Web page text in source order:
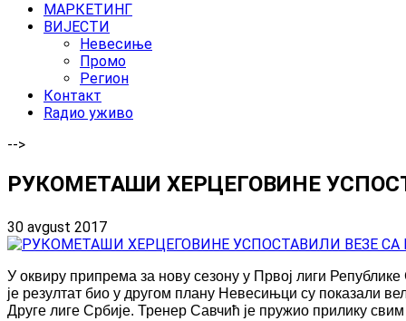
МАРКЕТИНГ
ВИЈЕСТИ
Невесиње
Промо
Регион
Контакт
Rадио уживо
-->
РУКОМЕТАШИ ХЕРЦЕГОВИНЕ
30 avgust 2017
У оквиру припрема за нову сезону у Првој лиги
је резултат био у другом плану Невесињци су показали
Друге лиге Србије. Тренер Савчић је пружио прилику